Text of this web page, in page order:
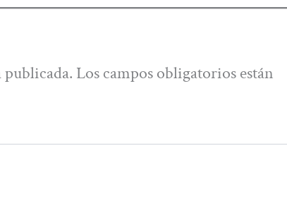
Los campos obligatorios están